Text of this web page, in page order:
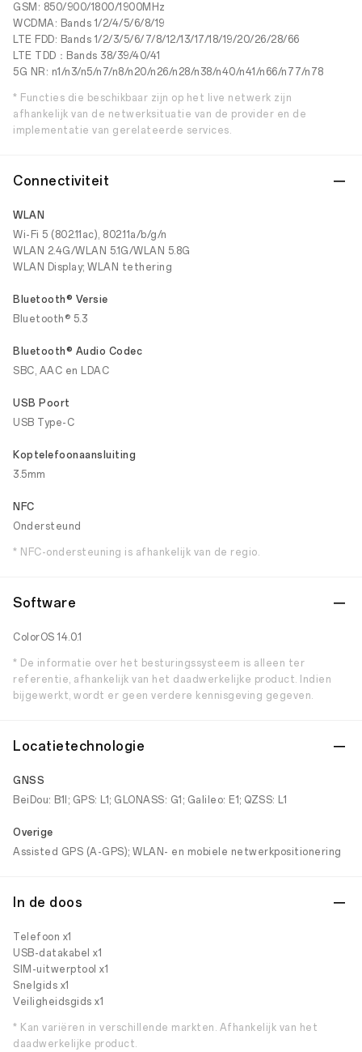
GSM: 850/900/1800/1900MHz
WCDMA: Bands 1/2/4/5/6/8/19
LTE FDD: Bands 1/2/3/5/6/7/8/12/13/17/18/19/20/26/28/66
LTE TDD：Bands 38/39/40/41
5G NR: n1/n3/n5/n7/n8/n20/n26/n28/n38/n40/n41/n66/n77/n78
* Functies die beschikbaar zijn op het live netwerk zijn
afhankelijk van de netwerksituatie van de provider en de
implementatie van gerelateerde services.
Connectiviteit
WLAN
Wi-Fi 5 (802.11ac), 802.11a/b/g/n
WLAN 2.4G/WLAN 5.1G/WLAN 5.8G
WLAN Display; WLAN tethering
Bluetooth® Versie
Bluetooth® 5.3
Bluetooth® Audio Codec
SBC, AAC en LDAC
USB Poort
USB Type-C
Koptelefoonaansluiting
3.5mm
NFC
Ondersteund
* NFC-ondersteuning is afhankelijk van de regio.
Software
ColorOS 14.0.1
* De informatie over het besturingssysteem is alleen ter
referentie, afhankelijk van het daadwerkelijke product. Indien
bijgewerkt, wordt er geen verdere kennisgeving gegeven.
Locatietechnologie
GNSS
BeiDou: B1I; GPS: L1; GLONASS: G1; Galileo: E1; QZSS: L1
Overige
Assisted GPS (A-GPS); WLAN- en mobiele netwerkpositionering
In de doos
Telefoon x1
USB-datakabel x1
SIM-uitwerptool x1
Snelgids x1
Veiligheidsgids x1
* Kan variëren in verschillende markten. Afhankelijk van het
daadwerkelijke product.